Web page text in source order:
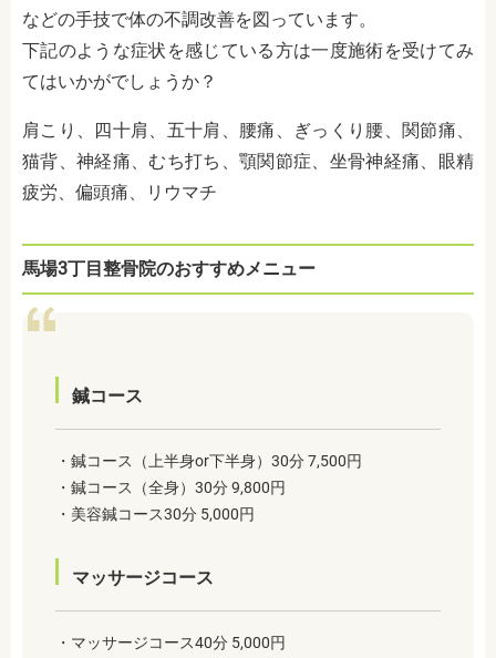
などの手技で体の不調改善を図っています。
下記のような症状を感じている方は一度施術を受けてみ
てはいかがでしょうか？
肩こり、四十肩、五十肩、腰痛、ぎっくり腰、関節痛、
猫背、神経痛、むち打ち、顎関節症、坐骨神経痛、眼精
疲労、偏頭痛、リウマチ
馬場3丁目整骨院のおすすめメニュー
鍼コース
・鍼コース（上半身or下半身）30分 7,500円
・鍼コース（全身）30分 9,800円
・美容鍼コース30分 5,000円
マッサージコース
・マッサージコース40分 5,000円